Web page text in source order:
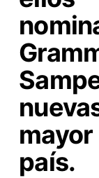
país.